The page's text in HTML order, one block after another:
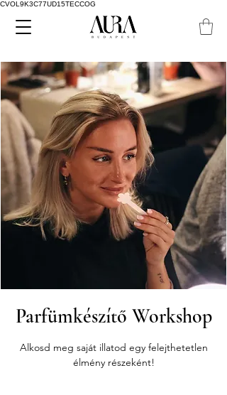
CVOL9K3C77UD15TECCOG
Parfümkészítő Workshop
Alkosd meg saját illatod egy felejthetetlen
élmény részeként!